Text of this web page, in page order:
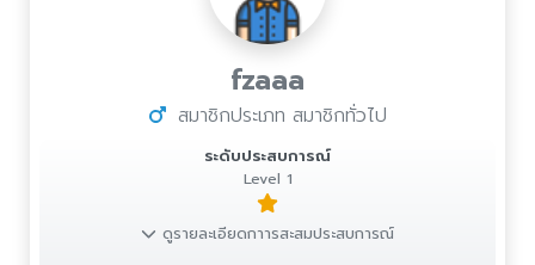
fzaaa
สมาชิกประเภท สมาชิกทั่วไป
ระดับประสบการณ์
Level 1
ดูรายละเอียดกาารสะสมประสบการณ์